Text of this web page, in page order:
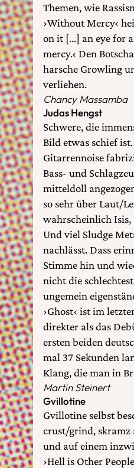
Themen, wie
›Without Mercy‹
on it […] an eye for
mercy.‹ Den
harsche Growling
verliehen.
Chancy Massamba
Judas Hengst
Schwere, die
Bild etwas schief
Gitarrennoise
Bass- und
mitteldoll
so sehr über Laut/
wahrscheinlich
Und viel Sludge
nachlässt. Dass
Stimme hin und
nicht die
ungemein
›Ghost‹ ist im
direkter als das
ersten beiden
mal 37 Sekunden
Klang, die man in
Martin Steinert
Gvillotine
Gvillotine selbst
crust/grind, skramz
und auf einem
›Hell is Other